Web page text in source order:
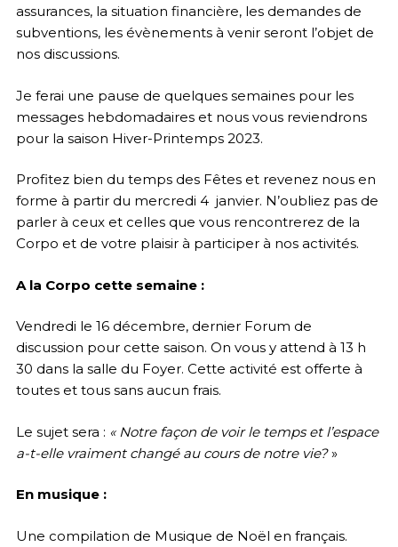
assurances, la situation financière, les demandes de
subventions, les évènements à venir seront l’objet de
nos discussions.
Je ferai une pause de quelques semaines pour les
messages hebdomadaires et nous vous reviendrons
pour la saison Hiver-Printemps 2023.
Profitez bien du temps des Fêtes et revenez nous en
forme à partir du mercredi 4 janvier. N’oubliez pas de
parler à ceux et celles que vous rencontrerez de la
Corpo et de votre plaisir à participer à nos activités.
A la Corpo cette semaine :
Vendredi le 16 décembre, dernier Forum de
discussion pour cette saison. On vous y attend à 13 h
30 dans la salle du Foyer. Cette activité est offerte à
toutes et tous sans aucun frais.
Le sujet sera : « Notre façon de voir le temps et l’espace
a-t-elle vraiment changé au cours de notre vie?»
En musique :
Une compilation de Musique de Noël en français.